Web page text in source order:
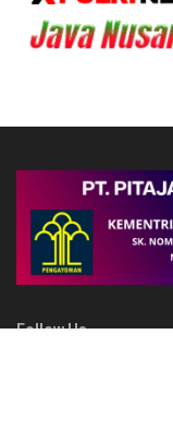
Follow Us